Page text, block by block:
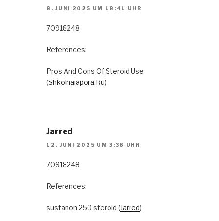
8. JUNI 2025 UM 18:41 UHR
70918248
References:
Pros And Cons Of Steroid Use
(Shkolnaiapora.Ru)
Jarred
12. JUNI 2025 UM 3:38 UHR
70918248
References:
sustanon 250 steroid (Jarred)